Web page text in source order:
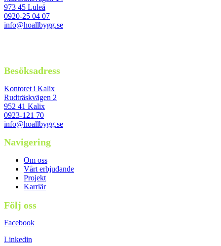
973 45 Luleå
0920-25 04 07
info@hoallbygg.se
Besöksadress
Kontoret i Kalix
Rudträskvägen 2
952 41 Kalix
0923-121 70
info@hoallbygg.se
Navigering
Om oss
Vårt erbjudande
Projekt
Karriär
Följ oss
Facebook
Linkedin